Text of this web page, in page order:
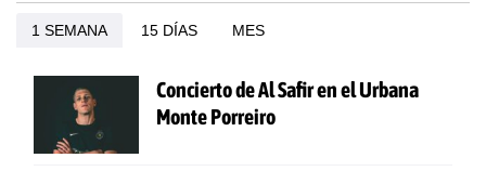
1 SEMANA 15 DÍAS MES
Concierto de Al Safir en el Urbana
Monte Porreiro